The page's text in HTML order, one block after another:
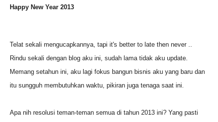
Happy New Year 2013
Telat sekali mengucapkannya, tapi it's better to late then never ..
Rindu sekali dengan blog aku ini, sudah lama tidak aku update.
Memang setahun ini, aku lagi fokus bangun bisnis aku yang baru dan
itu sungguh membutuhkan waktu, pikiran juga tenaga saat ini.
Apa nih resolusi teman-teman semua di tahun 2013 ini? Yang pasti